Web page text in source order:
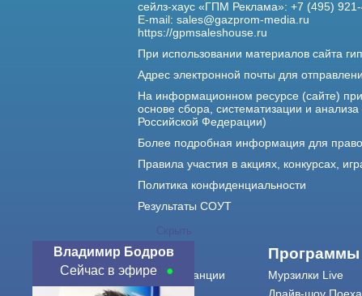
Скрыть
Владимир Бодров
Сейчас в эфире
сейлз-хаус «ГПМ Реклама»: +7 (495)
E-mail: sales@gazprom-media.ru
https://gpmsaleshouse.ru
При использовании материалов сайта
Адрес электронной почты для
На информационном ресурсе (сайте)
основе сбора, систематизации и
Российской Федерации)
Более подробная информация для
Правила участия в акциях, конкурсах,
Политика конфиденциальности
Результаты СОУТ
О нас
О радиостанции
Программы
Мурзилки Live